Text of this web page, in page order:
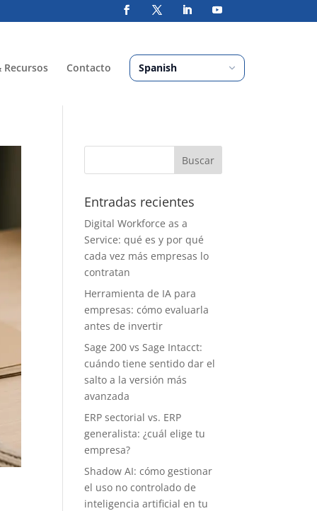
Contacto
Entradas recientes
Digital Workforce as a
Service: qué es y por qué
cada vez más empresas lo
contratan
Herramienta de IA para
empresas: cómo evaluarla
antes de invertir
Sage 200 vs Sage Intacct:
cuándo tiene sentido dar el
salto a la versión más
avanzada
ERP sectorial vs. ERP
generalista: ¿cuál elige tu
empresa?
Shadow AI: cómo gestionar
el uso no controlado de
inteligencia artificial en tu